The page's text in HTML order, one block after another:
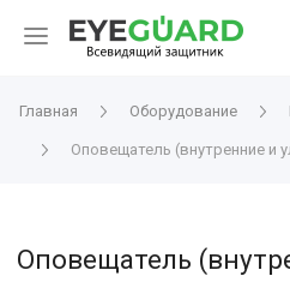
Главная Оборудование
Оповещатель (внутренние и
Оповещатель